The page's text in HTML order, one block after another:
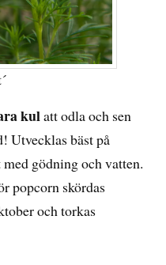
kulatt odla och sen
Utvecklas bäst på
gödning och vatten.
popcorn skördas
och torkas